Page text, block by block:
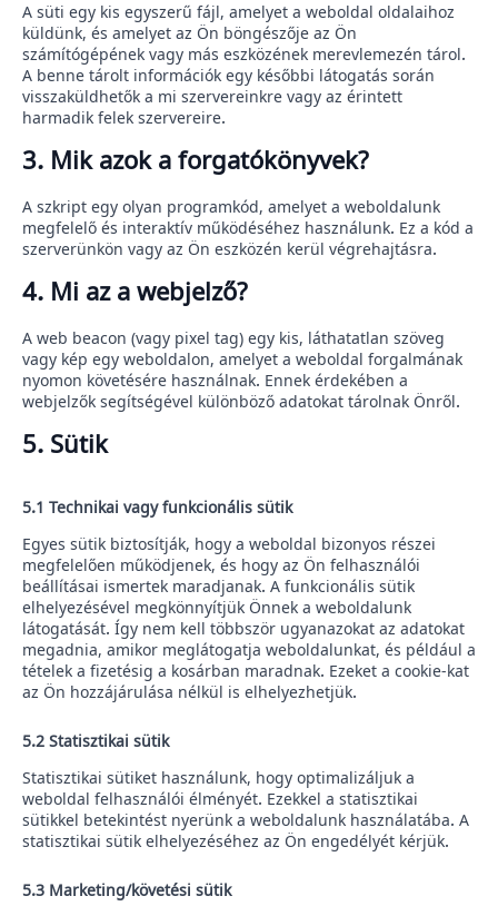
A süti egy kis egyszerű fájl, amelyet a weboldal oldalaihoz
küldünk, és amelyet az Ön böngészője az Ön
számítógépének vagy más eszközének merevlemezén tárol.
A benne tárolt információk egy későbbi látogatás során
visszaküldhetők a mi szervereinkre vagy az érintett
harmadik felek szervereire.
3. Mik azok a forgatókönyvek?
A szkript egy olyan programkód, amelyet a weboldalunk
megfelelő és interaktív működéséhez használunk. Ez a kód a
szerverünkön vagy az Ön eszközén kerül végrehajtásra.
4. Mi az a webjelző?
A web beacon (vagy pixel tag) egy kis, láthatatlan szöveg
vagy kép egy weboldalon, amelyet a weboldal forgalmának
nyomon követésére használnak. Ennek érdekében a
webjelzők segítségével különböző adatokat tárolnak Önről.
5. Sütik
5.1 Technikai vagy funkcionális sütik
Egyes sütik biztosítják, hogy a weboldal bizonyos részei
megfelelően működjenek, és hogy az Ön felhasználói
beállításai ismertek maradjanak. A funkcionális sütik
elhelyezésével megkönnyítjük Önnek a weboldalunk
látogatását. Így nem kell többször ugyanazokat az adatokat
megadnia, amikor meglátogatja weboldalunkat, és például a
tételek a fizetésig a kosárban maradnak. Ezeket a cookie-kat
az Ön hozzájárulása nélkül is elhelyezhetjük.
5.2 Statisztikai sütik
Statisztikai sütiket használunk, hogy optimalizáljuk a
weboldal felhasználói élményét. Ezekkel a statisztikai
sütikkel betekintést nyerünk a weboldalunk használatába. A
statisztikai sütik elhelyezéséhez az Ön engedélyét kérjük.
5.3 Marketing/követési sütik